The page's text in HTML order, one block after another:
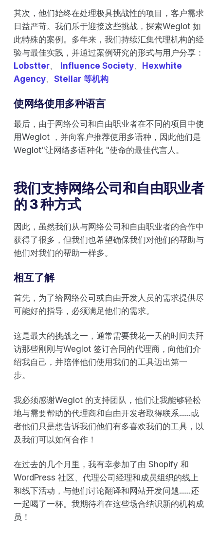
其次，他们始终在处理极具挑战性的项目，客户需求
日益严苛。我们乐于迎接这些挑战，探索Weglot 如
此特殊的案例。多年来，我们持续汇集代理机构的经
验与最佳实践，并通过案例研究的形式与用户分享：
Lobstter、 Influence Society、 Hexwhite
Agency、 Stellar 等机构
使网络使用多种语言
最后，由于网络公司和自由职业者在不同的项目中使
用Weglot ，并向客户推荐使用多语种，因此他们是
Weglot"让网络多语种化 "使命的最佳代言人。
我们支持网络公司和自由职业者
的 3 种方式
因此，虽然我们从与网络公司和自由职业者的合作中
获得了很多，但我们也希望确保我们对他们的帮助与
他们对我们的帮助一样多。
相互了解
首先，为了给网络公司或自由开发人员的需求提供尽
可能好的指导，必须满足他们的需求。
这是最大的挑战之一，通常需要我花一天的时间去拜
访那些刚刚与Weglot 签订合同的代理商，向他们介
绍我自己，并陪伴他们使用我们的工具迈出第一
步。
我必须感谢Weglot 的支持团队，他们让我能够轻松
地与需要帮助的代理商和自由开发者取得联系......或
者他们只是想告诉我们他们有多喜欢我们的工具，以
及我们可以如何合作！
在过去的几个月里，我有幸参加了由 Shopify 和
WordPress 社区、代理公司经理和成员组织的线上
和线下活动，与他们讨论翻译和网站开发问题......还
一起喝了一杯。我期待着在这些场合结识新的机构成
员！